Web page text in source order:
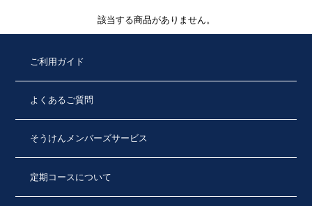
該当する商品がありません。
ご利用ガイド
よくあるご質問
そうけんメンバーズサービス
定期コースについて